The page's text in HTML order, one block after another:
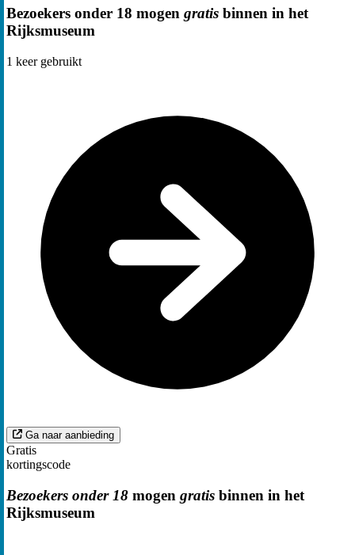
Bezoekers onder 18 mogen gratis binnen in het
Rijksmuseum
1 keer gebruikt
Ga naar aanbieding
Gratis
kortingscode
Bezoekers onder 18 mogen gratis binnen in het
Rijksmuseum